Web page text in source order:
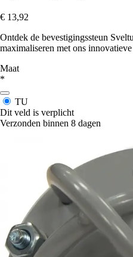
€ 13,92
Ontdek de bevestigingssteun
maximaliseren met ons
Maat
*
TU
Dit veld is verplicht
Verzonden binnen 8 dagen